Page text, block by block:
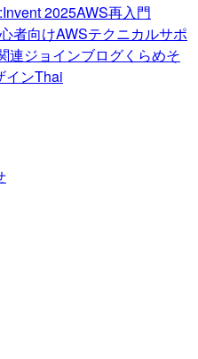
2025AWS再入門
者向けAWSテクニカルサポ
連ジョインブログくらめそ
インThai